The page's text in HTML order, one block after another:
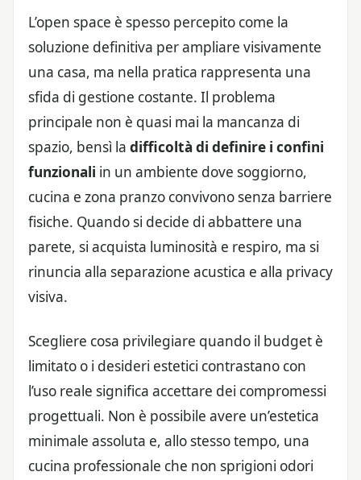
L’open space è spesso percepito come la
soluzione definitiva per ampliare visivamente
una casa, ma nella pratica rappresenta una
sfida di gestione costante. Il problema
principale non è quasi mai la mancanza di
spazio, bensì la difficoltà di definire i confini
funzionali in un ambiente dove soggiorno,
cucina e zona pranzo convivono senza barriere
fisiche. Quando si decide di abbattere una
parete, si acquista luminosità e respiro, ma si
rinuncia alla separazione acustica e alla privacy
visiva.
Scegliere cosa privilegiare quando il budget è
limitato o i desideri estetici contrastano con
l’uso reale significa accettare dei compromessi
progettuali. Non è possibile avere un’estetica
minimale assoluta e, allo stesso tempo, una
cucina professionale che non sprigioni odori